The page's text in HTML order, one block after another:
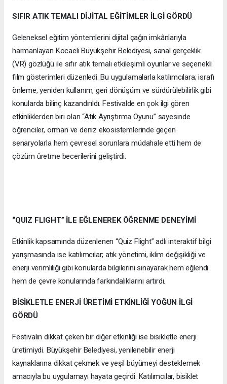
SIFIR ATIK TEMALI DİJİTAL EĞİTİMLER İLGİ GÖRDÜ
Geleneksel eğitim yöntemlerini dijital çağın imkânlarıyla
harmanlayan Kocaeli Büyükşehir Belediyesi, sanal gerçeklik
(VR) gözlüğü ile sıfır atık temalı etkileşimli oyunlar ve seçenekli
film gösterimleri düzenledi. Bu uygulamalarla katılımcılara; israfı
önleme, yeniden kullanım, geri dönüşüm ve sürdürülebilirlik gibi
konularda bilinç kazandırıldı. Festivalde en çok ilgi gören
etkinliklerden biri olan “Atık Ayrıştırma Oyunu” sayesinde
öğrenciler, orman ve deniz ekosistemlerinde geçen
senaryolarla hem çevresel sorunlara müdahale etti hem de
çözüm üretme becerilerini geliştirdi.
“QUIZ FLIGHT” İLE EĞLENEREK ÖĞRENME DENEYİMİ
Etkinlik kapsamında düzenlenen “Quiz Flight” adlı interaktif bilgi
yarışmasında ise katılımcılar; atık yönetimi, iklim değişikliği ve
enerji verimliliği gibi konularda bilgilerini sınayarak hem eğlendi
hem de çevre konularında farkındalıklarını artırdı.
BİSİKLETLE ENERJİ ÜRETİMİ ETKİNLİĞİ YOĞUN İLGİ
GÖRDÜ
Festivalin dikkat çeken bir diğer etkinliği ise bisikletle enerji
üretimiydi. Büyükşehir Belediyesi, yenilenebilir enerji
kaynaklarına dikkat çekmek ve yeşil büyümeyi desteklemek
amacıyla bu uygulamayı hayata geçirdi. Katılımcılar, bisiklet